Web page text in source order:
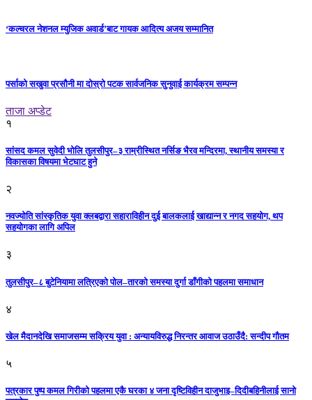
‘कल्चरल नेशनल म्युजिक अवार्ड’बाट गायक आदित्य अजय सम्मानित
पर्साको सखुवा प्रसौनी मा दोस्रो पटक सार्वजनिक सुनुवाई कार्यक्रम सम्पन्न
ताजा अप्डेट
१
सांसद कमल सुवेदी भोलि तुलसीपुर–३ राम्रीस्थित नर्सिङ भैरव मन्दिरमा, स्थानीय समस्या र
विकासका विषयमा भेटघाट हुने
२
नवज्योति सांस्कृतिक युवा क्लबद्वारा सहाराविहीन दुई बालकलाई खाद्यान्न र नगद सहयोग, थप
सहयोगका लागि अपिल
३
तुलसीपुर–८ बुटेनियामा लत्रिएको पोल–तारको समस्या दुर्गा डाँगीको पहलमा समाधान
४
खेल मैदानदेखि समाजसम्म सक्रिय युवा : अन्यायविरुद्ध निरन्तर आवाज उठाउँदै: सन्दीप गौतम
५
पत्रकार पुष्प कमल गिरीको पहलमा एकै घरका ४ जना दृष्टिविहीन दाजुभाइ–दिदीबहिनीलाई सानो